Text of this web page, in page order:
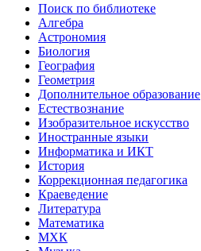
Поиск по библиотеке
Алгебра
Астрономия
Биология
География
Геометрия
Дополнительное образование
Естествознание
Изобразительное искусство
Иностранные языки
Информатика и ИКТ
История
Коррекционная педагогика
Краеведение
Литература
Математика
МХК